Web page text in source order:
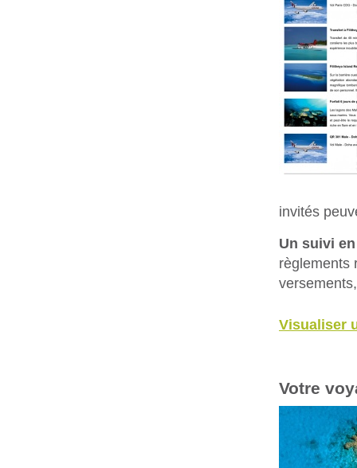
invités
Un suivi
règlements
Visualiser
Votre